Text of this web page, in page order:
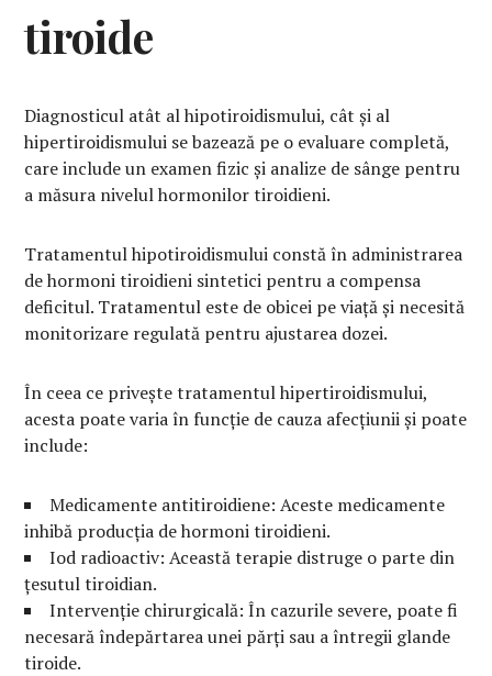
tiroide
Diagnosticul atât al hipotiroidismului, cât și al
hipertiroidismului se bazează pe o evaluare completă,
care include un examen fizic și analize de sânge pentru
a măsura nivelul hormonilor tiroidieni.
Tratamentul hipotiroidismului constă în administrarea
de hormoni tiroidieni sintetici pentru a compensa
deficitul. Tratamentul este de obicei pe viață și necesită
monitorizare regulată pentru ajustarea dozei.
În ceea ce privește tratamentul hipertiroidismului,
acesta poate varia în funcție de cauza afecțiunii și poate
include:
Medicamente antitiroidiene: Aceste medicamente
inhibă producția de hormoni tiroidieni.
Iod radioactiv: Această terapie distruge o parte din
țesutul tiroidian.
Intervenție chirurgicală: În cazurile severe, poate fi
necesară îndepărtarea unei părți sau a întregii glande
tiroide.